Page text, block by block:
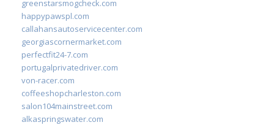
greenstarsmogcheck.com
happypawspl.com
callahansautoservicecenter.com
georgiascornermarket.com
perfectfit24-7.com
portugalprivatedriver.com
von-racer.com
coffeeshopcharleston.com
salon104mainstreet.com
alkaspringswater.com